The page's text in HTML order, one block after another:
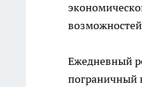
возможностей
Ежедневный
пограничный